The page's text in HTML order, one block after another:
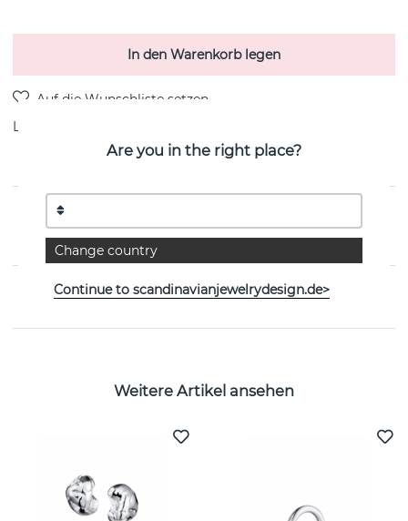
In den Warenkorb legen
Lieferung:
PRODUKTBESCHREIBUNG
von der schwedischen Marke Efva Attling
EIGENSCHAFTEN
Weitere Artikel ansehen
Are you in the right place?
Change country
Continue to scandinavianjewelrydesign.de>